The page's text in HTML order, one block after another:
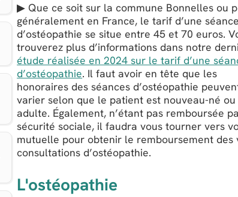
▶ Que ce soit sur la commune Bonnelles ou
généralement en France, le tarif d’une
d’ostéopathie se situe entre 45 et 70 euros.
trouverez plus d’informations dans notre
étude réalisée en 2024 sur le tarif d’une
d’ostéopathie. Il faut avoir en tête que les
honoraires des séances d’ostéopathie
varier selon que le patient est nouveau-né ou
adulte. Également, n’étant pas remboursée
sécurité sociale, il faudra vous tourner vers
mutuelle pour obtenir le remboursement des
consultations d’ostéopathie.
L'ostéopathie